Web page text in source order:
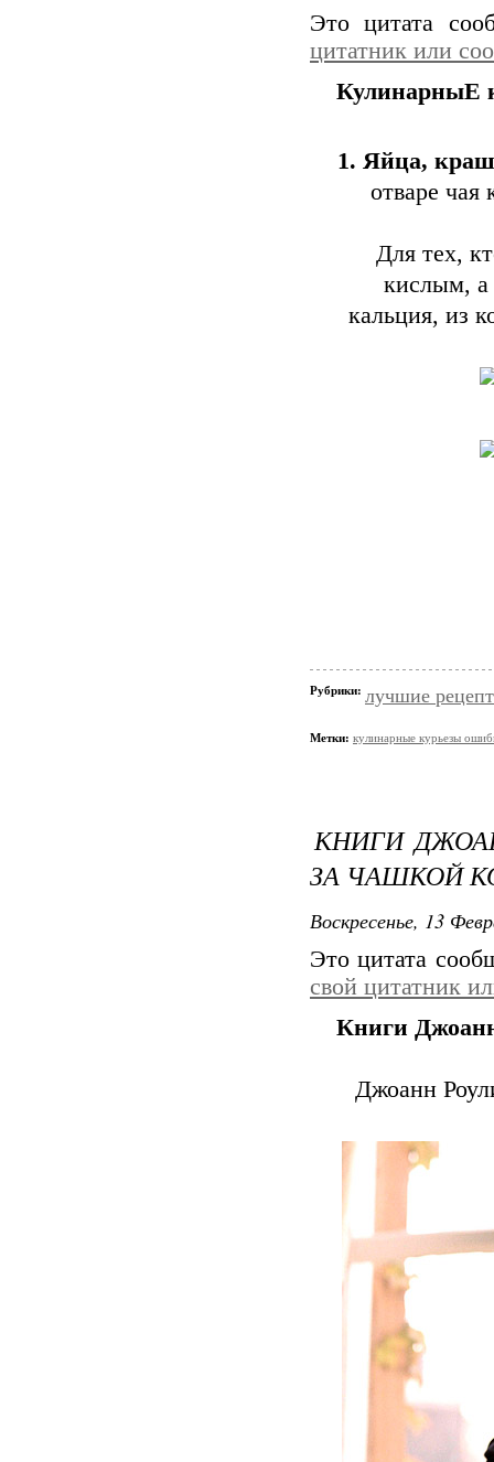
Это цитата
цитатник или
КулинарныЕ
1. Яйца,
отваре чая
Для тех,
кислым, а
кальция, из
Рубрики: лучшие
Метки: кулинарные курьезы
КНИГИ
ЗА ЧАШКОЙ
Воскресенье, 13
Это цитата
свой цитатник
Книги
Джоанн